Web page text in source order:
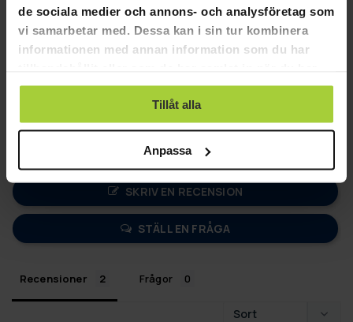
de sociala medier och annons- och analysföretag som
vi samarbetar med. Dessa kan i sin tur kombinera
informationen med annan information som du har
använt deras tjänster.
Tillåt alla
Anpassa
5,0 Baserat på 2 recensioner
0
SKRIV EN RECENSION
STÄLL EN FRÅGA
Recensioner Frågor